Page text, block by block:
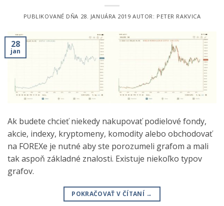
PUBLIKOVANÉ DŇA 28. JANUÁRA 2019 AUTOR: PETER RAKVICA
28
jan
Ak budete chcieť niekedy nakupovať podielové fondy,
akcie, indexy, kryptomeny, komodity alebo obchodovať
na FOREXe je nutné aby ste porozumeli grafom a mali
tak aspoň základné znalosti. Existuje niekoľko typov
grafov.
POKRAČOVAŤ V ČÍTANÍ →